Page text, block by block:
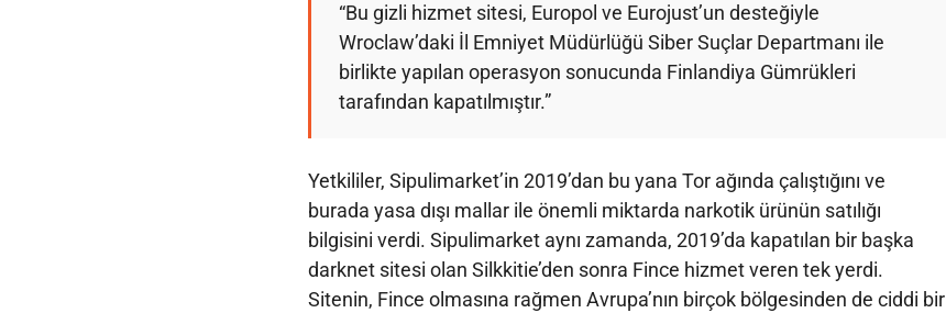
“Bu gizli hizmet sitesi, Europol ve Eurojust’un desteğiyle
Wroclaw’daki İl Emniyet Müdürlüğü Siber Suçlar Departmanı ile
birlikte yapılan operasyon sonucunda Finlandiya Gümrükleri
tarafından kapatılmıştır.”
Yetkililer, Sipulimarket’in 2019’dan bu yana Tor ağında çalıştığını ve
burada yasa dışı mallar ile önemli miktarda narkotik ürünün satılığı
bilgisini verdi. Sipulimarket aynı zamanda, 2019’da kapatılan bir başka
darknet sitesi olan Silkkitie’den sonra Fince hizmet veren tek yerdi.
Sitenin, Fince olmasına rağmen Avrupa’nın birçok bölgesinden de ciddi bir